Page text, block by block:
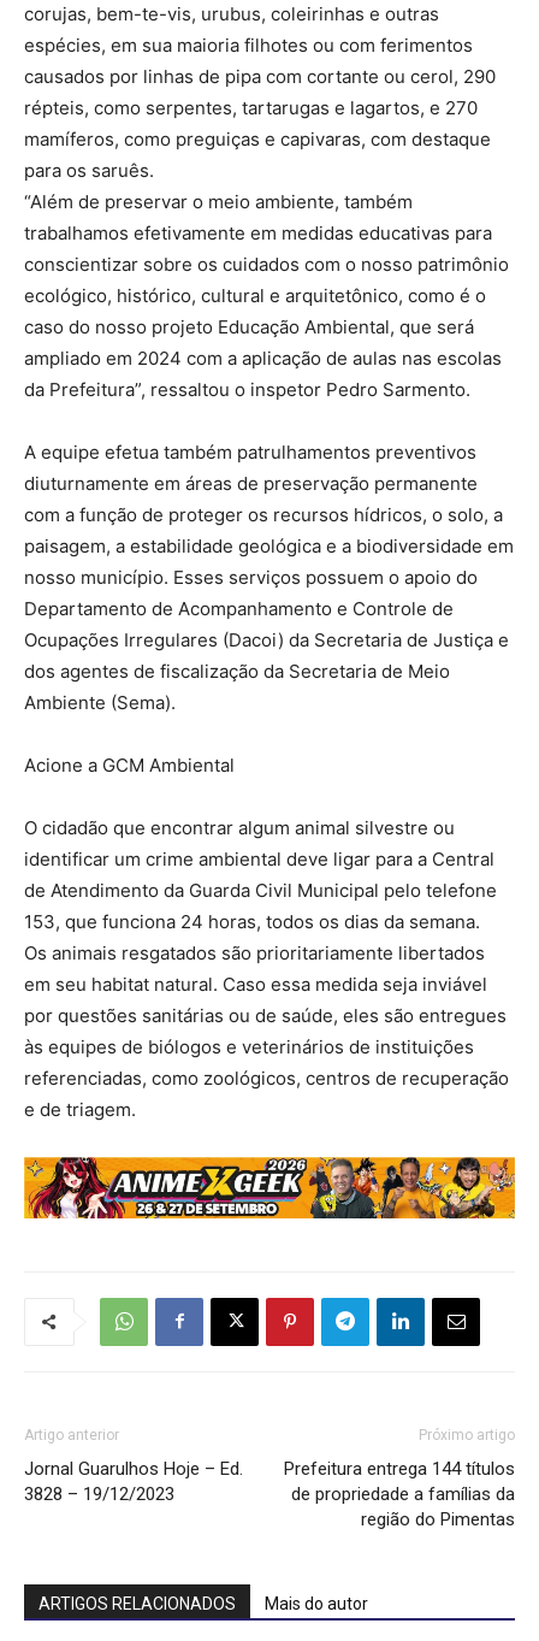
corujas, bem-te-vis, urubus, coleirinhas e outras
espécies, em sua maioria filhotes ou com ferimentos
causados por linhas de pipa com cortante ou cerol, 290
répteis, como serpentes, tartarugas e lagartos, e 270
mamíferos, como preguiças e capivaras, com destaque
para os saruês.
“Além de preservar o meio ambiente, também
trabalhamos efetivamente em medidas educativas para
conscientizar sobre os cuidados com o nosso patrimônio
ecológico, histórico, cultural e arquitetônico, como é o
caso do nosso projeto Educação Ambiental, que será
ampliado em 2024 com a aplicação de aulas nas escolas
da Prefeitura”, ressaltou o inspetor Pedro Sarmento.
A equipe efetua também patrulhamentos preventivos
diuturnamente em áreas de preservação permanente
com a função de proteger os recursos hídricos, o solo, a
paisagem, a estabilidade geológica e a biodiversidade em
nosso município. Esses serviços possuem o apoio do
Departamento de Acompanhamento e Controle de
Ocupações Irregulares (Dacoi) da Secretaria de Justiça e
dos agentes de fiscalização da Secretaria de Meio
Ambiente (Sema).
Acione a GCM Ambiental
O cidadão que encontrar algum animal silvestre ou
identificar um crime ambiental deve ligar para a Central
de Atendimento da Guarda Civil Municipal pelo telefone
153, que funciona 24 horas, todos os dias da semana.
Os animais resgatados são prioritariamente libertados
em seu habitat natural. Caso essa medida seja inviável
por questões sanitárias ou de saúde, eles são entregues
às equipes de biólogos e veterinários de instituições
referenciadas, como zoológicos, centros de recuperação
e de triagem.
Artigo anterior
Jornal Guarulhos Hoje – Ed.
3828 – 19/12/2023
Próximo artigo
Prefeitura entrega 144 títulos
de propriedade a famílias da
região do Pimentas
ARTIGOS RELACIONADOS Mais do autor